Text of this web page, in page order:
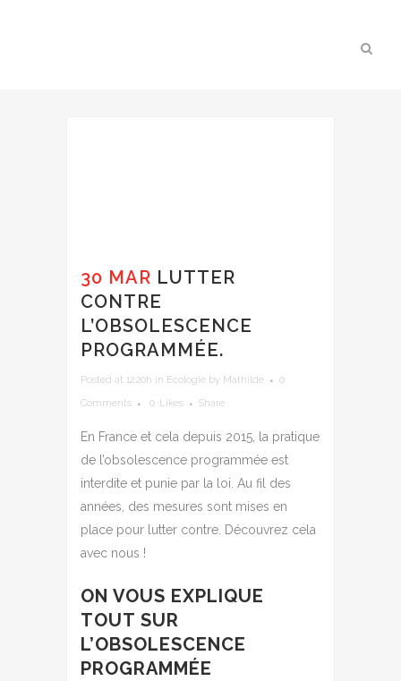
30 MAR LUTTER
CONTRE
L’OBSOLESCENCE
PROGRAMMÉE.
Posted at 12:20h in Ecologie by Mathilde
0
Comments
0 Likes Share
En France et cela depuis 2015, la pratique
de l’obsolescence programmée est
interdite et punie par la loi. Au fil des
années, des mesures sont mises en
place pour lutter contre. Découvrez cela
avec nous !
ON VOUS EXPLIQUE
TOUT SUR
L’OBSOLESCENCE
PROGRAMMÉE